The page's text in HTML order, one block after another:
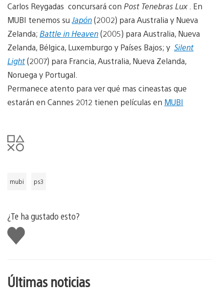
Carlos Reygadas concursará con Post Tenebras Lux. En
MUBI tenemos su Japón(2002) para Australia y Nueva
Zelanda; Battle in Heaven(2005) para Australia, Nueva
Zelanda, Bélgica, Luxemburgo y Países Bajos; y Silent
Light(2007) para Francia, Australia, Nueva Zelanda,
Noruega y Portugal.
Permanece atento para ver qué mas cineastas que
estarán en Cannes 2012 tienen películas en MUBI
mubi ps3
¿Te ha gustado esto?
Me
gusta
Últimas noticias